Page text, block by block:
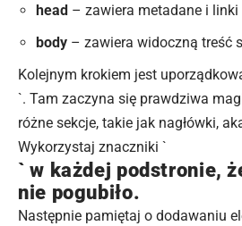
head – zawiera metadane i
body – zawiera widoczną treść
Kolejnym krokiem jest
`. Tam zaczyna się prawdziwa
różne sekcje, takie jak nagłówki,
Wykorzystaj znaczniki `
` w każdej podstronie,
nie pogubiło.
Następnie pamiętaj o dodawaniu